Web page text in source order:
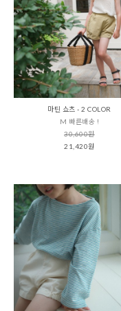
마틴 쇼츠 - 2 COLOR
M 빠른배송 !
30,600원
21,420원